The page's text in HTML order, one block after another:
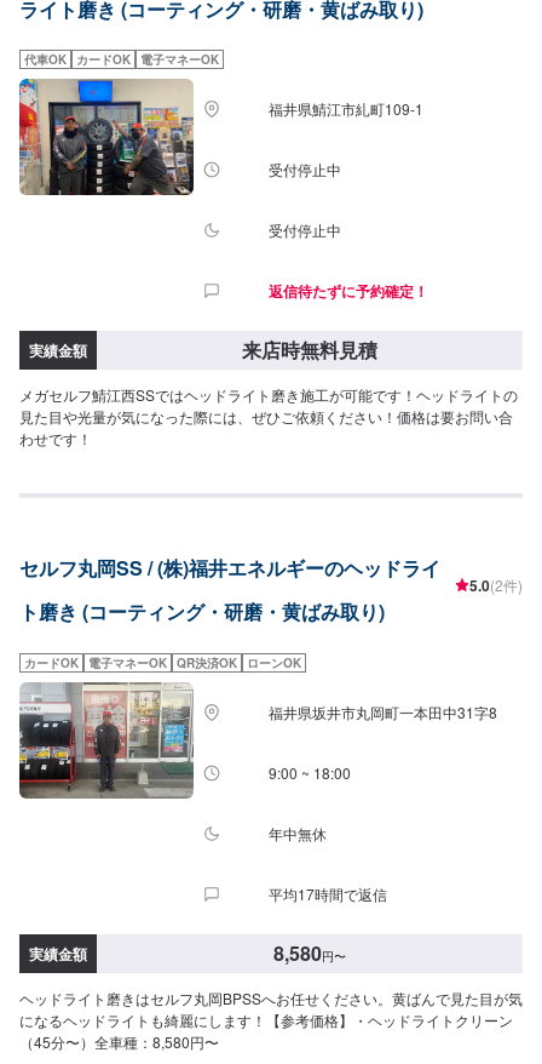
ライト磨き (コーティング・研磨・黄ばみ取り)
代車OK カードOK 電子マネーOK
福井県鯖江市糺町109-1
受付停止中
受付停止中
返信待たずに予約確定！
実績金額 来店時無料見積
メガセルフ鯖江西SSではヘッドライト磨き施工が可能です！ヘッドライトの
見た目や光量が気になった際には、ぜひご依頼ください！価格は要お問い合
わせです！
セルフ丸岡SS / (株)福井エネルギーのヘッドライ
ト磨き (コーティング・研磨・黄ばみ取り)
5.0(2件)
カードOK 電子マネーOK QR決済OK ローンOK
福井県坂井市丸岡町一本田中31字8
9:00 ~ 18:00
年中無休
平均17時間で返信
実績金額 8,580円〜
ヘッドライト磨きはセルフ丸岡BPSSへお任せください。黄ばんで見た目が気
になるヘッドライトも綺麗にします！【参考価格】・ヘッドライトクリーン
（45分〜）全車種：8,580円〜